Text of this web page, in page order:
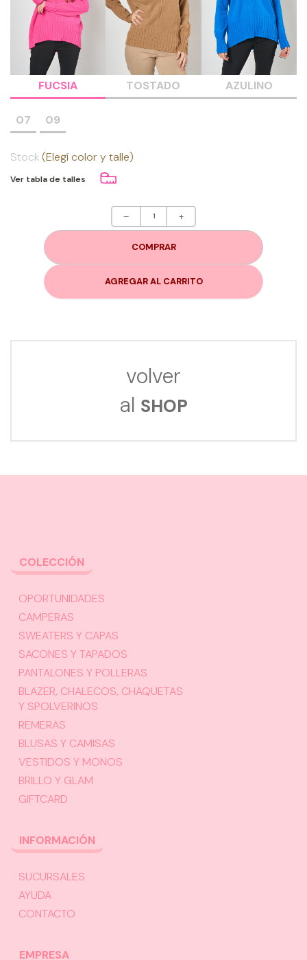
FUCSIA TOSTADO AZULINO
07 09
Stock(Elegí color y talle)
Ver tabla de talles
– +
COMPRAR
AGREGAR AL CARRITO
volver
al SHOP
COLECCIÓN
OPORTUNIDADES
CAMPERAS
SWEATERS Y CAPAS
SACONES Y TAPADOS
PANTALONES Y POLLERAS
BLAZER, CHALECOS, CHAQUETAS
Y SPOLVERINOS
REMERAS
BLUSAS Y CAMISAS
VESTIDOS Y MONOS
BRILLO Y GLAM
GIFTCARD
INFORMACIÓN
SUCURSALES
AYUDA
CONTACTO
EMPRESA